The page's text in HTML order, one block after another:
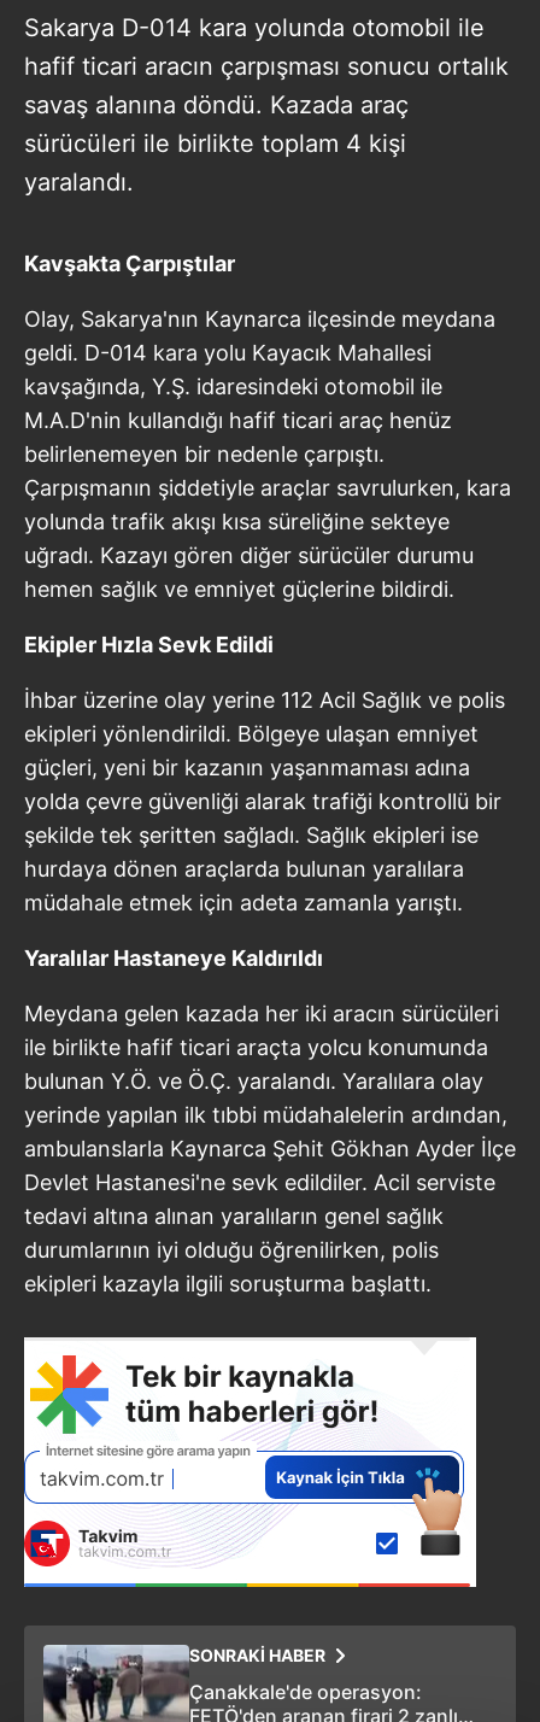
Sakarya D-014 kara yolunda otomobil ile
hafif ticari aracın çarpışması sonucu ortalık
savaş alanına döndü. Kazada araç
sürücüleri ile birlikte toplam 4 kişi
yaralandı.
Kavşakta Çarpıştılar
Olay, Sakarya'nın Kaynarca ilçesinde meydana
geldi. D-014 kara yolu Kayacık Mahallesi
kavşağında, Y.Ş. idaresindeki otomobil ile
M.A.D'nin kullandığı hafif ticari araç henüz
belirlenemeyen bir nedenle çarpıştı.
Çarpışmanın şiddetiyle araçlar savrulurken, kara
yolunda trafik akışı kısa süreliğine sekteye
uğradı. Kazayı gören diğer sürücüler durumu
hemen sağlık ve emniyet güçlerine bildirdi.
Ekipler Hızla Sevk Edildi
İhbar üzerine olay yerine 112 Acil Sağlık ve polis
ekipleri yönlendirildi. Bölgeye ulaşan emniyet
güçleri, yeni bir kazanın yaşanmaması adına
yolda çevre güvenliği alarak trafiği kontrollü bir
şekilde tek şeritten sağladı. Sağlık ekipleri ise
hurdaya dönen araçlarda bulunan yaralılara
müdahale etmek için adeta zamanla yarıştı.
Yaralılar Hastaneye Kaldırıldı
Meydana gelen kazada her iki aracın sürücüleri
ile birlikte hafif ticari araçta yolcu konumunda
bulunan Y.Ö. ve Ö.Ç. yaralandı. Yaralılara olay
yerinde yapılan ilk tıbbi müdahalelerin ardından,
ambulanslarla Kaynarca Şehit Gökhan Ayder İlçe
Devlet Hastanesi'ne sevk edildiler. Acil serviste
tedavi altına alınan yaralıların genel sağlık
durumlarının iyi olduğu öğrenilirken, polis
ekipleri kazayla ilgili soruşturma başlattı.
SONRAKİ HABER
Çanakkale'de operasyon:
FETÖ'den aranan firari 2 zanlı